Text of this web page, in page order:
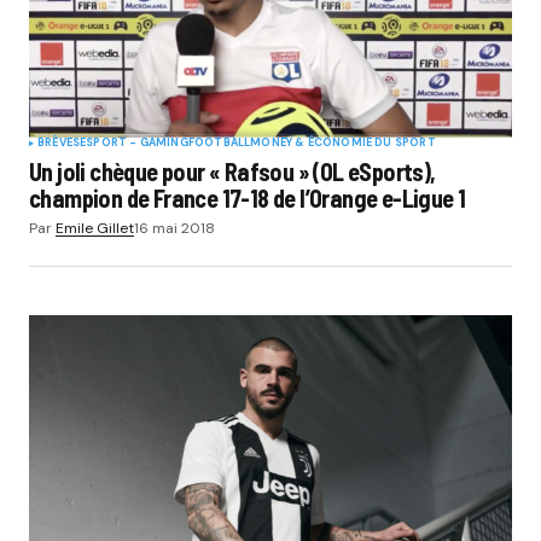
BRÈVESESPORT - GAMINGFOOTBALLMONEY & ÉCONOMIE DU SPORT
Un joli chèque pour « Rafsou » (OL eSports),
champion de France 17-18 de l’Orange e-Ligue 1
ParEmile Gillet16 mai 2018